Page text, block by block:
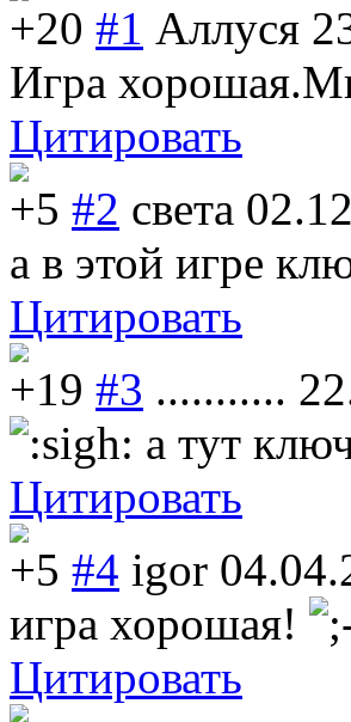
+20 #1 Аллуся
Игра
Цитировать
+5 #2 света
а в этой игре
Цитировать
+19 #3 ...........
а тут
Цитировать
+5 #4 igor
игра хорошая!
Цитировать